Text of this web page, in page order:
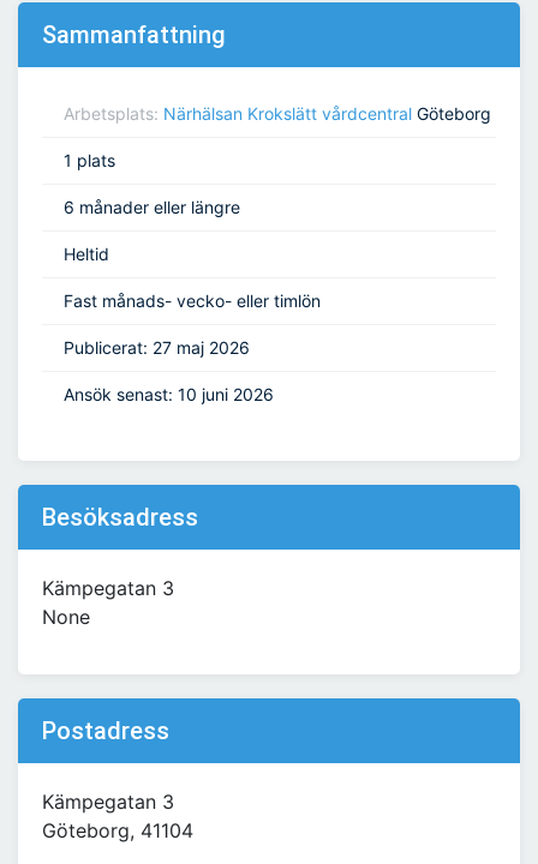
Sammanfattning
Arbetsplats: Närhälsan Krokslätt vårdcentral Göteborg
1 plats
6 månader eller längre
Heltid
Fast månads- vecko- eller timlön
Publicerat: 27 maj 2026
Ansök senast: 10 juni 2026
Besöksadress
Kämpegatan 3
None
Postadress
Kämpegatan 3
Göteborg, 41104